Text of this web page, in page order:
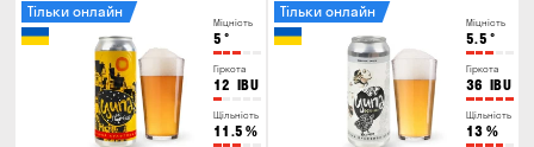
Міцність
5 °
Гіркота
12 IBU
Щільність
11.5 %
Тільки онлайн
Міцність
5.5 °
Гіркота
36 IBU
Щільність
13 %
Тільки онлайн